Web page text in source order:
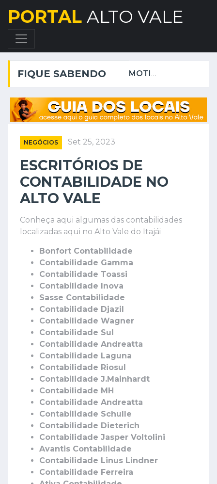
PORTAL ALTO VALE
FIQUE SABENDO MOTION DESIGN: USE O PODER DA CRIATIVIDADE PARA CONQUISTAR ENGAJAMENTO NAS REDES SOCIAIS!
NEGÓCIOS Set 25, 2023
ESCRITÓRIOS DE
CONTABILIDADE NO
ALTO VALE
Conheça aqui algumas das contabilidades
localizadas aqui no Alto Vale do Itajái
Bonfort Contabilidade
Contabilidade Gamma
Contabilidade Toassi
Contabilidade Inova
Sasse Contabilidade
Contabilidade Djazil
Contabilidade Wagner
Contabilidade Sul
Contabilidade Andreatta
Contabilidade Laguna
Contabilidade Riosul
Contabilidade J.Mainhardt
Contabilidade MH
Contabilidade Andreatta
Contabilidade Schulle
Contabilidade Dieterich
Contabilidade Jasper Voltolini
Avantis Contabilidade
Contabilidade Linus Lindner
Contabilidade Ferreira